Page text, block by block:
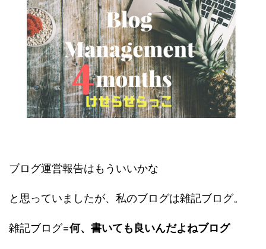
ブログ運営報告はもういいかな
と思っていましたが、私のブログは雑記ブログ。
雑記ブログ=何、書いても良いんだよねブログ